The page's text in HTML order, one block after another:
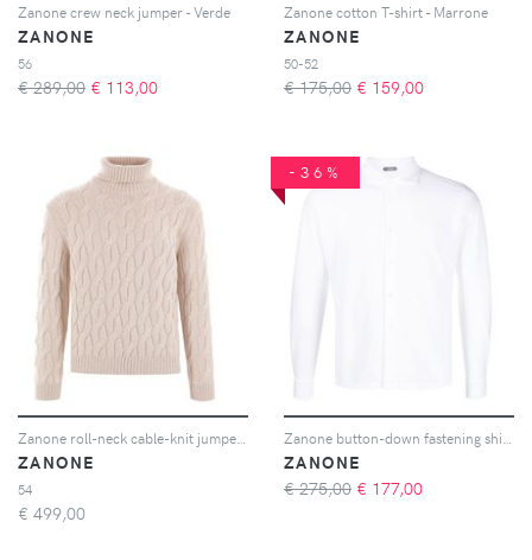
Zanone crew neck jumper - Verde
ZANONE
56
€ 289,00 € 113,00
Zanone cotton T-shirt - Marrone
ZANONE
50-52
€ 175,00 € 159,00
ZANONE
54
€ 499,00
-36%
ZANONE
€ 275,00 € 177,00